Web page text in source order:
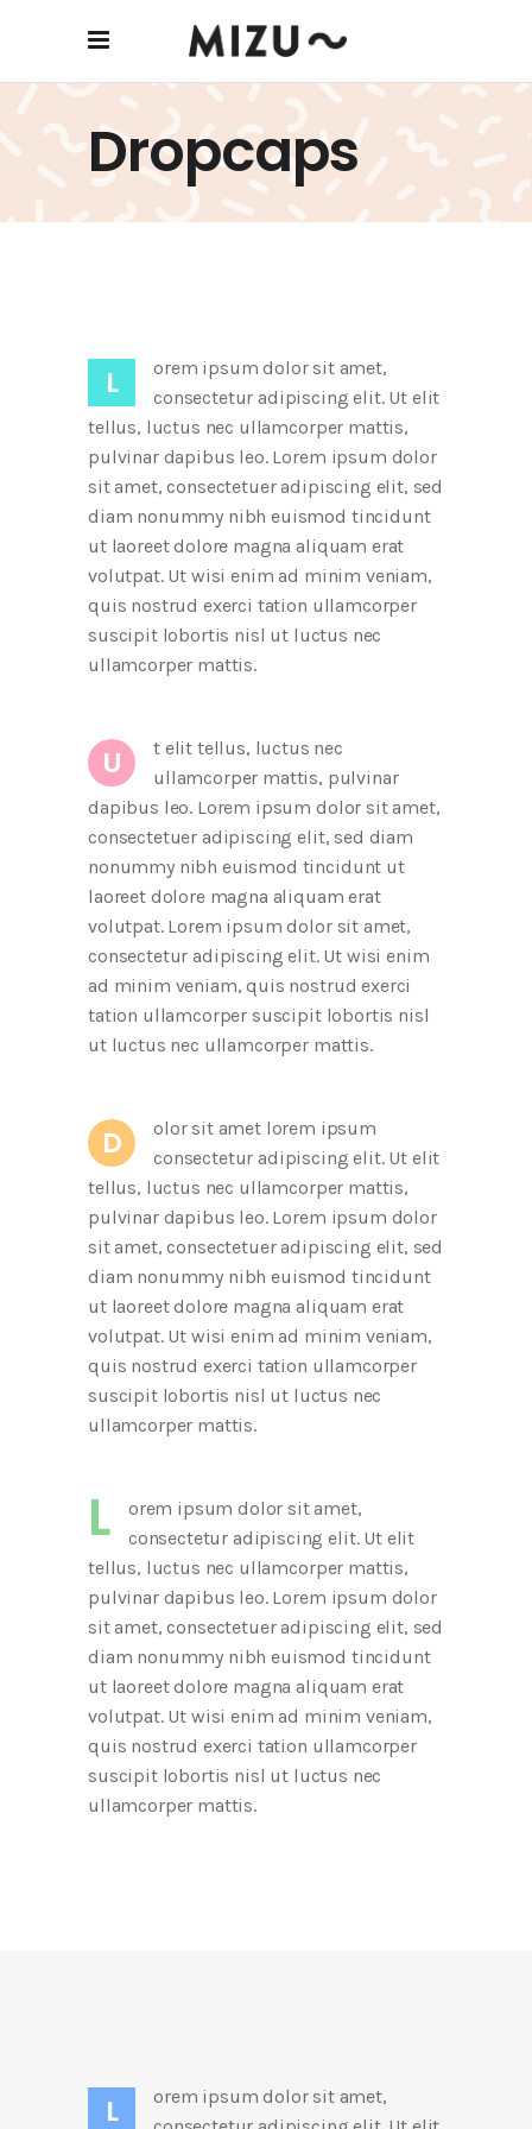
Dropcaps
L
orem ipsum dolor sit amet,
consectetur adipiscing elit. Ut elit
tellus, luctus nec ullamcorper mattis,
pulvinar dapibus leo. Lorem ipsum dolor
sit amet, consectetuer adipiscing elit, sed
diam nonummy nibh euismod tincidunt
ut laoreet dolore magna aliquam erat
volutpat. Ut wisi enim ad minim veniam,
quis nostrud exerci tation ullamcorper
suscipit lobortis nisl ut luctus nec
ullamcorper mattis.
U
t elit tellus, luctus nec
ullamcorper mattis, pulvinar
dapibus leo. Lorem ipsum dolor sit amet,
consectetuer adipiscing elit, sed diam
nonummy nibh euismod tincidunt ut
laoreet dolore magna aliquam erat
volutpat. Lorem ipsum dolor sit amet,
consectetur adipiscing elit. Ut wisi enim
ad minim veniam, quis nostrud exerci
tation ullamcorper suscipit lobortis nisl
ut luctus nec ullamcorper mattis.
D
olor sit amet lorem ipsum
consectetur adipiscing elit. Ut elit
tellus, luctus nec ullamcorper mattis,
pulvinar dapibus leo. Lorem ipsum dolor
sit amet, consectetuer adipiscing elit, sed
diam nonummy nibh euismod tincidunt
ut laoreet dolore magna aliquam erat
volutpat. Ut wisi enim ad minim veniam,
quis nostrud exerci tation ullamcorper
suscipit lobortis nisl ut luctus nec
ullamcorper mattis.
L
orem ipsum dolor sit amet,
consectetur adipiscing elit. Ut elit
tellus, luctus nec ullamcorper mattis,
pulvinar dapibus leo. Lorem ipsum dolor
sit amet, consectetuer adipiscing elit, sed
diam nonummy nibh euismod tincidunt
ut laoreet dolore magna aliquam erat
volutpat. Ut wisi enim ad minim veniam,
quis nostrud exerci tation ullamcorper
suscipit lobortis nisl ut luctus nec
ullamcorper mattis.
L
orem ipsum dolor sit amet,